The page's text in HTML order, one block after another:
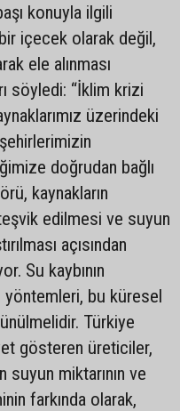
konuyla ilgili
içecek olarak değil,
ele alınması
söyledi: “İklim krizi
üzerindeki
doğrudan bağlı
kaynakların
edilmesi ve suyun
açısından
Su kaybının
yöntemleri, bu küresel
Türkiye
gösteren üreticiler,
miktarının ve
farkında olarak,